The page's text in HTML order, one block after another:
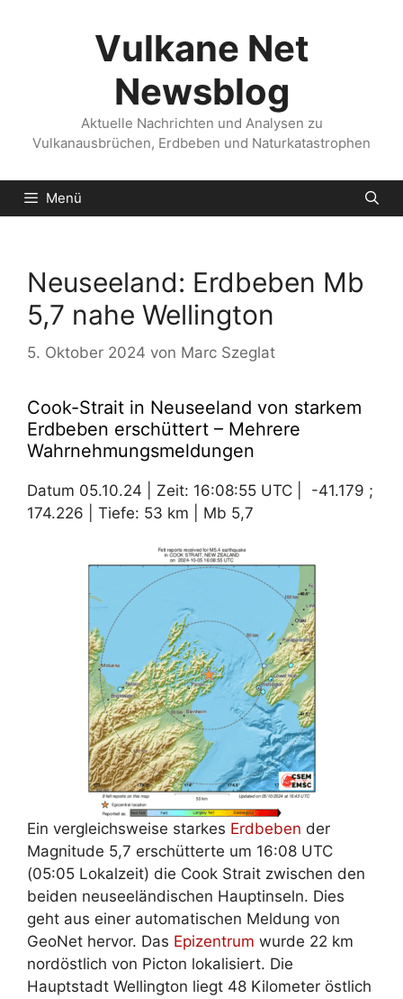
Vulkane Net
Newsblog
Aktuelle Nachrichten und Analysen zu
Vulkanausbrüchen, Erdbeben und Naturkatastrophen
Menü
Neuseeland: Erdbeben Mb
5,7 nahe Wellington
5. Oktober 2024 von Marc Szeglat
Cook-Strait in Neuseeland von starkem
Erdbeben erschüttert – Mehrere
Wahrnehmungsmeldungen
Datum 05.10.24 | Zeit: 16:08:55 UTC | -41.179 ;
174.226 | Tiefe: 53 km | Mb 5,7
Ein vergleichsweise starkes Erdbeben der
Magnitude 5,7 erschütterte um 16:08 UTC
(05:05 Lokalzeit) die Cook Strait zwischen den
beiden neuseeländischen Hauptinseln. Dies
geht aus einer automatischen Meldung von
GeoNet hervor. Das Epizentrum wurde 22 km
nordöstlich von Picton lokalisiert. Die
Hauptstadt Wellington liegt 48 Kilometer östlich